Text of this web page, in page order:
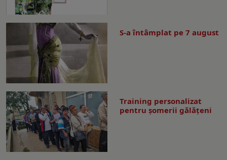
S-a întâmplat pe 7 august
Training personalizat
pentru șomerii gălățeni